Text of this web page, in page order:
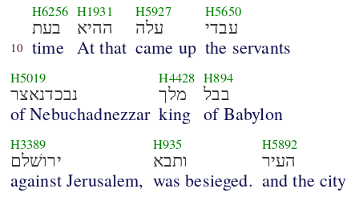
10
H6256
בעת
time
H1931
ההיא
At that
H5927
עלה
came up
H5650
עבדי
the servants
H5019
נבכדנאצר
of Nebuchadnezzar
H4428
מלך
king
H894
בבל
of Babylon
H3389
ירושׁלם
against Jerusalem,
H935
ותבא
was besieged.
H5892
העיר
and the city